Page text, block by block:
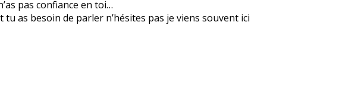
pas confiance en toi…
as besoin de parler n’hésites pas je viens souvent ici